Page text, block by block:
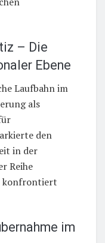
– Die
Ebene
Laufbahn im
als
den
in der
Reihe
konfrontiert
im